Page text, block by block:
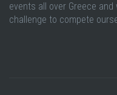
events all over Greece
challenge to compete